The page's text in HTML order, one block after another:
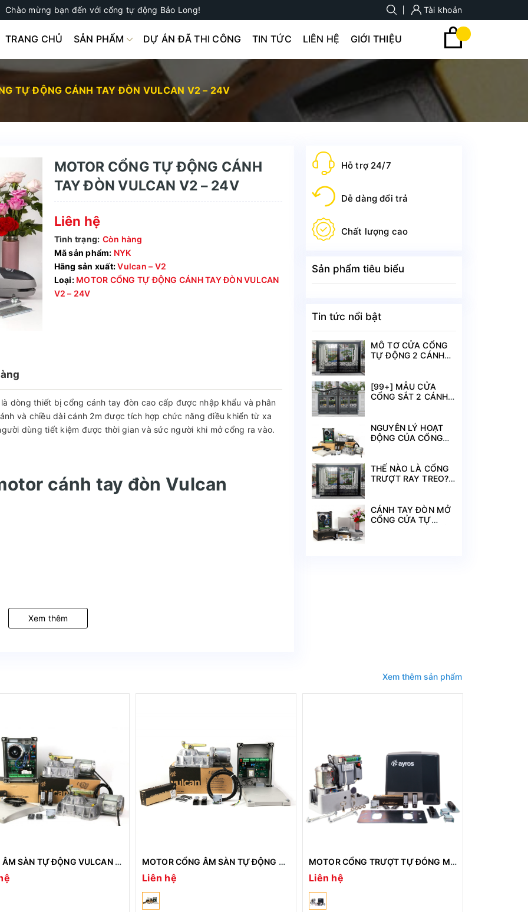
Chào mừng bạn đến với cổng tự động Bảo Long! Tài khoản
TRANG CHỦ SẢN PHẨM DỰ ÁN ĐÃ THI CÔNG TIN TỨC LIÊN HỆ GIỚI THIỆU
TỰ ĐỘNG CÁNH TAY ĐÒN VULCAN V2 – 24V
MOTOR CỔNG TỰ ĐỘNG CÁNH
TAY ĐÒN VULCAN V2 – 24V
Liên hệ
Tình trạng: Còn hàng
Mã sản phẩm: NYK
Hãng sản xuất:Vulcan – V2
Loại:MOTOR CỔNG TỰ ĐỘNG CÁNH TAY ĐÒN VULCAN
V2 – 24V
dòng thiết bị cổng cánh tay đòn cao cấp được nhập khẩu và phân
và chiều dài cánh 2m được tích hợp chức năng điều khiển từ xa
dùng tiết kiệm được thời gian và sức người khi mở cổng ra vào.
cánh tay đòn Vulcan
cổng tự động cánh tay đòn
Xem thêm
Hỗ trợ 24/7
Dễ dàng đổi trả
Chất lượng cao
Sản phẩm tiêu biểu
Tin tức nổi bật
MÔ TƠ CỬA CỔNG
TỰ ĐỘNG 2 CÁNH
[99+] MẪU CỬA
CỔNG SẮT 2 CÁNH
NGUYÊN LÝ HOẠT
ĐỘNG CỦA CỔNG
THẾ NÀO LÀ CỔNG
TRƯỢT RAY TREO?
CÁNH TAY ĐÒN MỞ
CỔNG CỬA TỰ
Xem thêm sản phẩm
CỔNG ÂM SÀN TỰ ĐỘNG VULCAN V2 – 24V – 600KG/CÁNH MOTOR CỔNG ÂM SÀN TỰ ĐỘNG VULCAN V2 230V – 800KG/CÁNH
Liên hệ
MOTOR CỔNG TRƯỢT TỰ ĐÓNG MỞ VULCAN 24V – 600KG
Liên hệ